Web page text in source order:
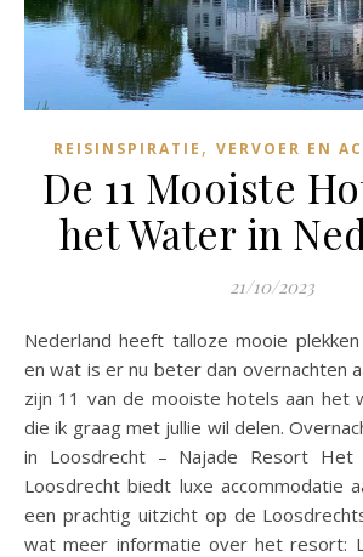
REISINSPIRATIE , VERVOER EN
De 11 Mooiste
het Water in
21/10/2023
Nederland heeft talloze mooie plekken om te verkennen,
en wat is er nu beter dan overnachten
zijn 11 van de mooiste hotels aan het
die ik graag met jullie wil delen.
in Loosdrecht – Najade Resort Het
Loosdrecht biedt luxe accommodatie
een prachtig uitzicht op de
wat meer informatie over het resort: